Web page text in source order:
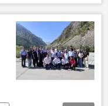
Россиянын Донбассты коргоо боюнча атайын операциясы